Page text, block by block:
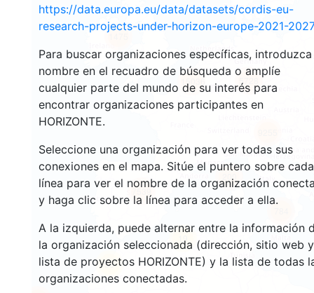
https://data.europa.eu/data/datasets/cordis-eu-
research-projects-under-horizon-europe-2021-2027
Para buscar organizaciones específicas, introduzca
nombre en el recuadro de búsqueda o amplíe
cualquier parte del mundo de su interés para
encontrar organizaciones participantes en
HORIZONTE.
Seleccione una organización para ver todas sus
conexiones en el mapa. Sitúe el puntero sobre cada
línea para ver el nombre de la organización
y haga clic sobre la línea para acceder a ella.
A la izquierda, puede alternar entre la información
la organización seleccionada (dirección, sitio web y
lista de proyectos HORIZONTE) y la lista de todas
organizaciones conectadas.
19
58
5728
200
7539
15036